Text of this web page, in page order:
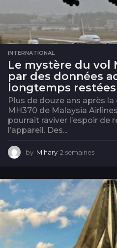
INTERNATIONAL
Le mystère du vol
par des données
longtemps
Plus de douze ans après
MH370 de Malaysia
pourrait raviver l’espoir de
l’appareil. Des...
by Mihary 2 semaines
m
a
i
n
s